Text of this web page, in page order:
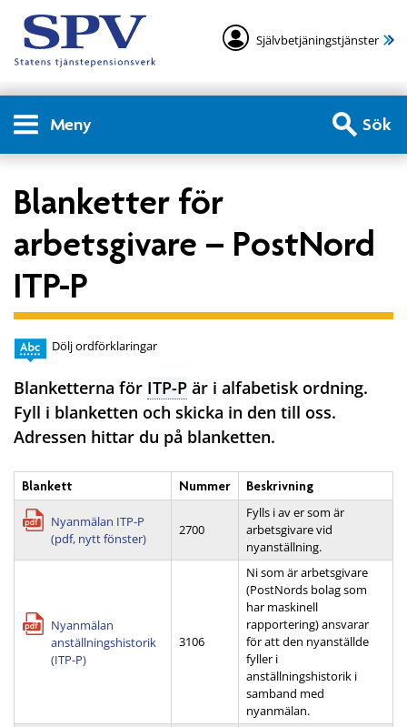
Självbetjäningstjänster
Meny Sök
Blanketter för
arbetsgivare – PostNord
ITP-P
Dölj ordförklaringar
Blanketterna för ITP-P är i alfabetisk ordning.
Fyll i blanketten och skicka in den till oss.
Adressen hittar du på blanketten.
Blankett Nummer Beskrivning
Nyanmälan ITP-P
(pdf, nytt fönster)
2700
Fylls i av er som är
arbetsgivare vid
nyanställning.
Nyanmälan
anställningshistorik
(ITP-P)
3106
Ni som är arbetsgivare
(PostNords bolag som
har maskinell
rapportering) ansvarar
för att den nyanställde
fyller i
anställningshistorik i
samband med
nyanmälan.